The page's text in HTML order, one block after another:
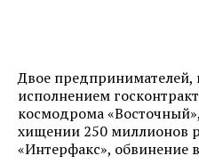
Двое предпринимателей,
исполнением
космодрома
хищении 250 миллионов
«Интерфакс», обвинение